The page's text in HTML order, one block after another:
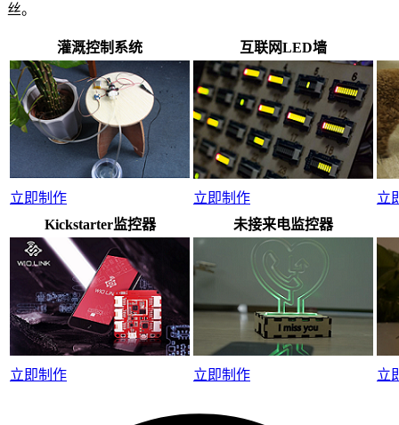
丝。
灌溉控制系统 互联网LED墙
立即制作 立即制作
立
Kickstarter监控器
未接来电监控器
立即制作 立即制作 立